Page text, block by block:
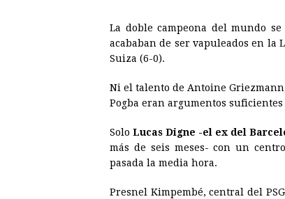
La doble campeona del mundo
acababan de ser vapuleados en la
Suiza (6-0).
Ni el talento de Antoine
Pogba eran argumentos
Solo Lucas Digne -el ex del
más de seis meses- con un
pasada la media hora.
Presnel Kimpembé, central del